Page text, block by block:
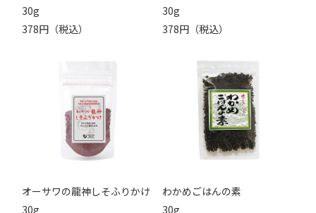
30g
378円（税込）
30g
378円（税込）
オーサワの龍神しそふりかけ
30g
わかめごはんの素
30g